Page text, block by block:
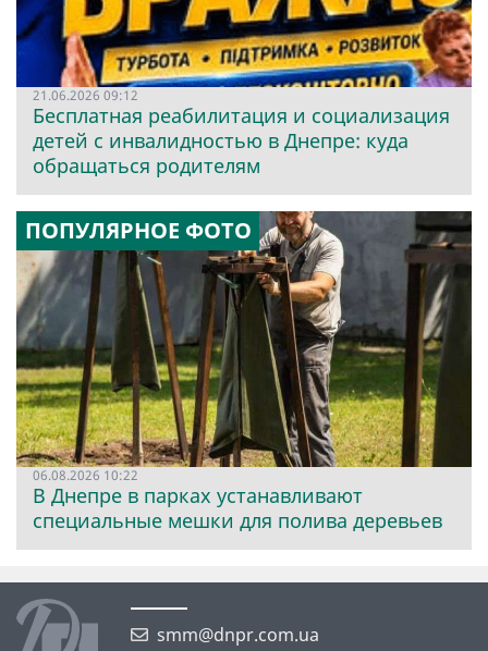
21.06.2026 09:12
Бесплатная реабилитация и социализация
детей с инвалидностью в Днепре: куда
обращаться родителям
ПОПУЛЯРНОЕ ФОТО
06.08.2026 10:22
В Днепре в парках устанавливают
специальные мешки для полива деревьев
smm@dnpr.com.ua